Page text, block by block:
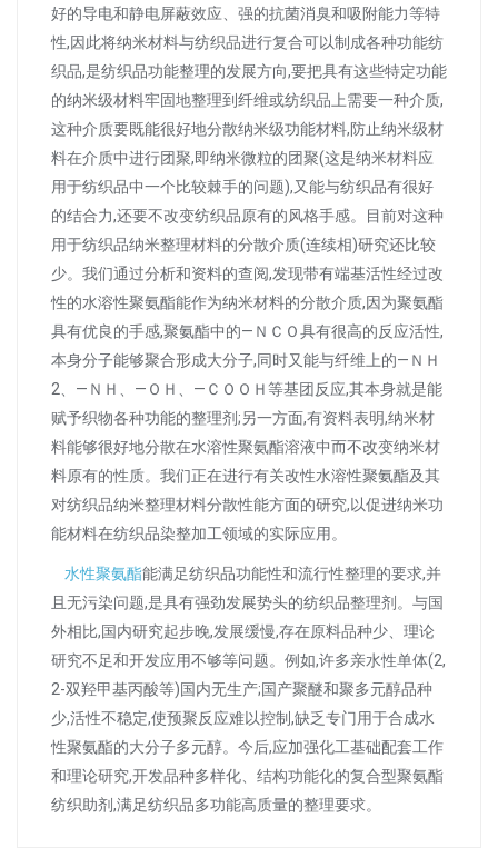
好的导电和静电屏蔽效应、强的抗菌消臭和吸附能力等特
性,因此将纳米材料与纺织品进行复合可以制成各种功能纺
织品,是纺织品功能整理的发展方向,要把具有这些特定功能
的纳米级材料牢固地整理到纤维或纺织品上需要一种介质,
这种介质要既能很好地分散纳米级功能材料,防止纳米级材
料在介质中进行团聚,即纳米微粒的团聚(这是纳米材料应
用于纺织品中一个比较棘手的问题),又能与纺织品有很好
的结合力,还要不改变纺织品原有的风格手感。目前对这种
用于纺织品纳米整理材料的分散介质(连续相)研究还比较
少。我们通过分析和资料的查阅,发现带有端基活性经过改
性的水溶性聚氨酯能作为纳米材料的分散介质,因为聚氨酯
具有优良的手感,聚氨酯中的—ＮＣＯ具有很高的反应活性,
本身分子能够聚合形成大分子,同时又能与纤维上的—ＮＨ
2、—ＮＨ、—ＯＨ、—ＣＯＯＨ等基团反应,其本身就是能
赋予织物各种功能的整理剂;另一方面,有资料表明,纳米材
料能够很好地分散在水溶性聚氨酯溶液中而不改变纳米材
料原有的性质。我们正在进行有关改性水溶性聚氨酯及其
对纺织品纳米整理材料分散性能方面的研究,以促进纳米功
能材料在纺织品染整加工领域的实际应用。
水性聚氨酯能满足纺织品功能性和流行性整理的要求,并
且无污染问题,是具有强劲发展势头的纺织品整理剂。与国
外相比,国内研究起步晚,发展缓慢,存在原料品种少、理论
研究不足和开发应用不够等问题。例如,许多亲水性单体(2,
2-双羟甲基丙酸等)国内无生产;国产聚醚和聚多元醇品种
少,活性不稳定,使预聚反应难以控制,缺乏专门用于合成水
性聚氨酯的大分子多元醇。今后,应加强化工基础配套工作
和理论研究,开发品种多样化、结构功能化的复合型聚氨酯
纺织助剂,满足纺织品多功能高质量的整理要求。